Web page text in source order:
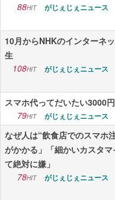
88HIT がじぇじぇニュース
10月からNHKのインターネ
生
108HIT がじぇじぇニュース
スマホ代ってだいたい3000
79HIT がじぇじぇニュース
なぜ人は“飲食店でのスマホ
がかかる」「細かいカスタ
て絶対に嫌」
78HIT がじぇじぇニュース